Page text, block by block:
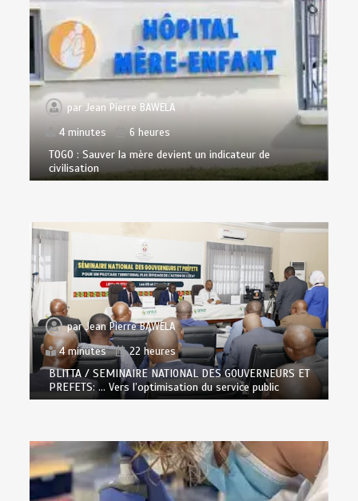
parJean Pierre BAWELA
4 minutes
6 heures
TOGO : Sauver la mère devient un indicateur de
civilisation
parJean Pierre BAWELA
4 minutes
22 heures
BLITTA / SEMINAIRE NATIONAL DES GOUVERNEURS ET
PREFETS: … Vers l’optimisation du service public